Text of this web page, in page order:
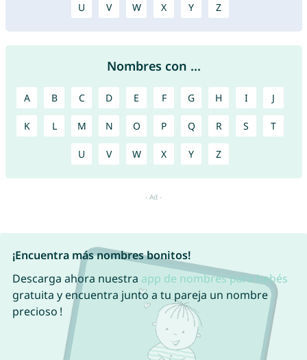
U V W X Y Z
Nombres con ...
A B C D E F G H I J
K L M N O P Q R S T
U V W X Y Z
¡Encuentra más nombres bonitos!
Descarga ahora nuestra app de nombres para bebés
gratuita y encuentra junto a tu pareja un nombre
precioso !